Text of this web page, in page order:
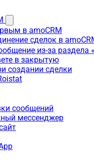
в amoCRM
сделок в
из-за раздела
в закрытую
создании сделки
сообщений
мессенджер